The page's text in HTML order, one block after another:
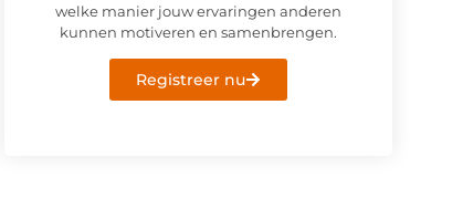
welke manier jouw ervaringen anderen
kunnen motiveren en samenbrengen.
Registreer nu